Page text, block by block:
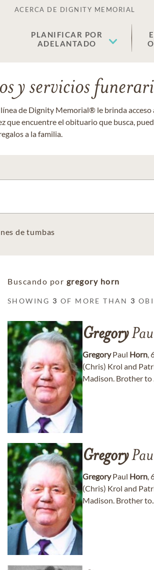
ACERCA DE DIGNITY MEMORIAL
PLANIFICAR POR
ADELANTADO
y servicios
de Dignity Memorial® le brinda
que encuentre el obituario que busca,
a la familia.
de tumbas
Buscando por gregory horn
SHOWING 3 OF MORE THAN 3
Gregory
GregoryPaul Horn,
(Chris) Krol and
Madison. Brother to
Gregory
GregoryPaul Horn,
(Chris) Krol and
Madison. Brother